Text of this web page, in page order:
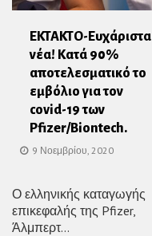
EKTAKTO-Ευχάριστα
νέα! Κατά 90%
αποτελεσματικό το
εμβόλιο για τον
covid-19 των
Pfizer/Biontech.
9 Νοεμβρίου, 2020
Ο ελληνικής καταγωγής
επικεφαλής της Pfizer,
Άλμπερτ...